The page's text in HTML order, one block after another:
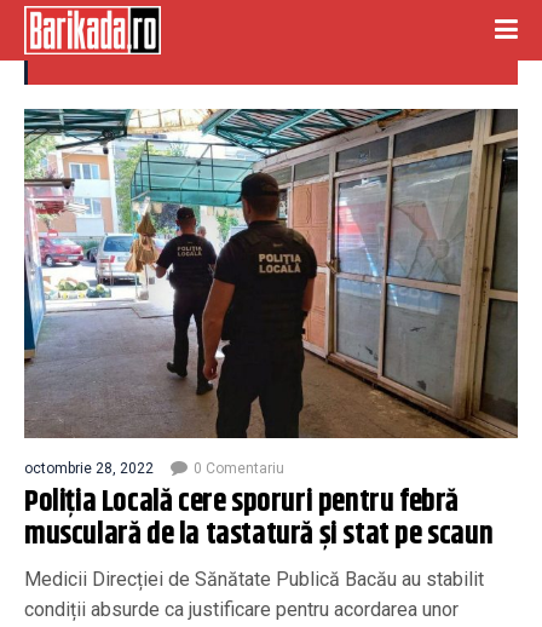
degete
octombrie 28, 2022 0 Comentariu
Poliția Locală cere sporuri pentru febră
musculară de la tastatură și stat pe scaun
Medicii Direcției de Sănătate Publică Bacău au stabilit
condiții absurde ca justificare pentru acordarea unor